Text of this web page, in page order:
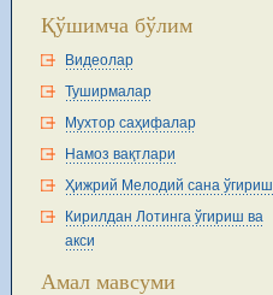
Қўшимча бўлим
Видеолар
Туширмалар
Мухтор саҳифалар
Намоз вақтлари
Ҳижрий Мелодий сана ўгириш
Кирилдан Лотинга ўгириш ва
акси
Амал мавсуми